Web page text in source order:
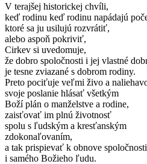
V terajšej historickej chvíli,
keď rodinu keď rodinu napádajú
ktoré sa ju usilujú rozvrátiť,
alebo aspoň pokriviť,
Cirkev si uvedomuje,
že dobro spoločnosti i jej vlastné
je tesne zviazané s dobrom rodiny.
Preto pociťuje veľmi živo a
svoje poslanie hlásať všetkým
Boží plán o manželstve a rodine,
zaisťovať im plnú životnosť
spolu s ľudským a kresťanským
zdokonaľovaním,
a tak prispievať k obnove spoločnosti
i samého Božieho ľudu.